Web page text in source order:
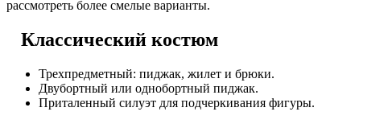
рассмотреть более смелые варианты.
Классический костюм
Трехпредметный: пиджак, жилет и брюки.
Двубортный или однобортный пиджак.
Приталенный силуэт для подчеркивания фигуры.